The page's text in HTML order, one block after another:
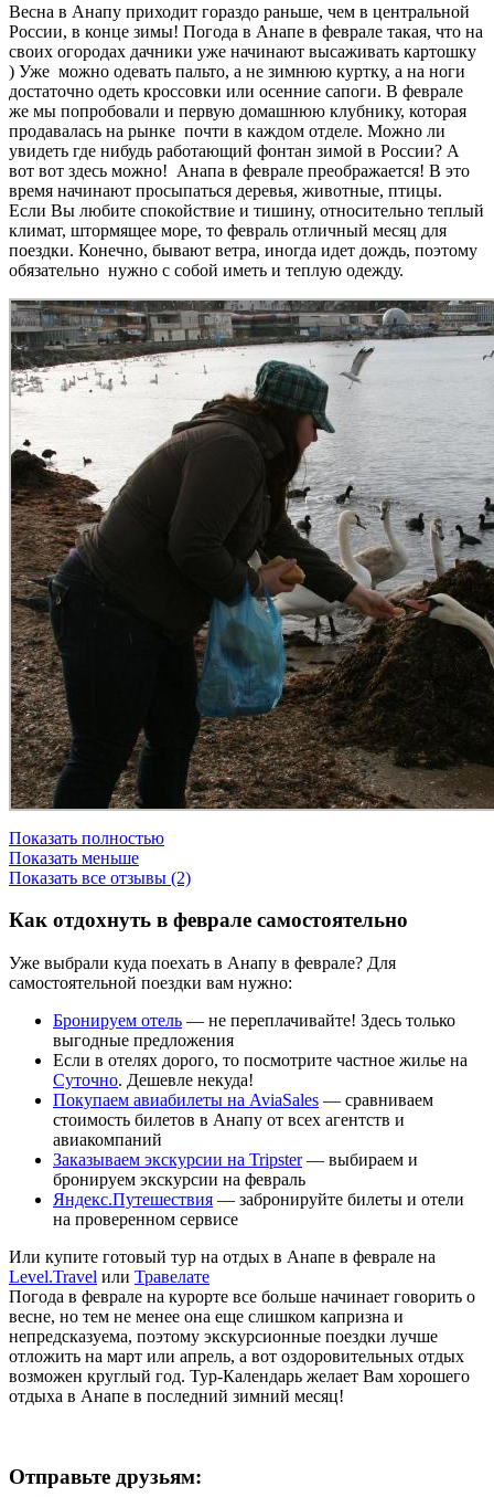
Весна в Анапу приходит гораздо раньше, чем в центральной
России, в конце зимы! Погода в Анапе в феврале такая, что на
своих огородах дачники уже начинают высаживать картошку
) Уже можно одевать пальто, а не зимнюю куртку, а на ноги
достаточно одеть кроссовки или осенние сапоги. В феврале
же мы попробовали и первую домашнюю клубнику, которая
продавалась на рынке почти в каждом отделе. Можно ли
увидеть где нибудь работающий фонтан зимой в России? А
вот вот здесь можно! Анапа в феврале преображается! В это
время начинают просыпаться деревья, животные, птицы.
Если Вы любите спокойствие и тишину, относительно теплый
климат, штормящее море, то февраль отличный месяц для
поездки. Конечно, бывают ветра, иногда идет дождь, поэтому
обязательно нужно с собой иметь и теплую одежду.
Показать полностью
Показать меньше
Показать все отзывы (2)
Как отдохнуть в феврале самостоятельно
Уже выбрали куда поехать в Анапу в феврале? Для
самостоятельной поездки вам нужно:
Бронируем отель — не переплачивайте! Здесь только
выгодные предложения
Если в отелях дорого, то посмотрите частное жилье на
Суточно. Дешевле некуда!
Покупаем авиабилеты на AviaSales — сравниваем
стоимость билетов в Анапу от всех агентств и
авиакомпаний
Заказываем экскурсии на Tripster — выбираем и
бронируем экскурсии на февраль
Яндекс.Путешествия — забронируйте билеты и отели
на проверенном сервисе
Или купите готовый тур на отдых в Анапе в феврале на
Level.Travel или Травелате
Погода в феврале на курорте все больше начинает говорить о
весне, но тем не менее она еще слишком капризна и
непредсказуема, поэтому экскурсионные поездки лучше
отложить на март или апрель, а вот оздоровительных отдых
возможен круглый год. Тур-Календарь желает Вам хорошего
отдыха в Анапе в последний зимний месяц!
Отправьте друзьям: